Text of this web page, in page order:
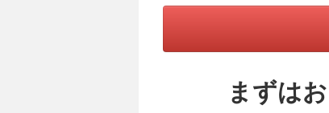
まずは